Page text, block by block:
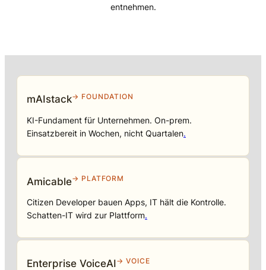
entnehmen.
mAIstack→ FOUNDATION
KI-Fundament für Unternehmen. On-prem.
Einsatzbereit in Wochen, nicht Quartalen.
Amicable→ PLATFORM
Citizen Developer bauen Apps, IT hält die Kontrolle.
Schatten-IT wird zur Plattform.
Enterprise VoiceAI→ VOICE